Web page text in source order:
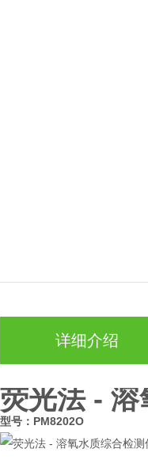
详细介绍
荧光法 - 溶
型号：PM8202O